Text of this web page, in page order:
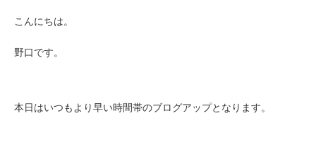
こんにちは。
野口です。
本日はいつもより早い時間帯のブログアップとなります。